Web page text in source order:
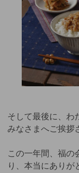
そして最後に、わ
みなさまへご挨拶
この一年間、福の
り、本当にありが